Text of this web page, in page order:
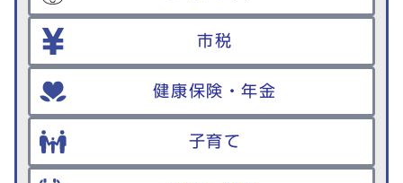
市税
健康保険・年金
子育て